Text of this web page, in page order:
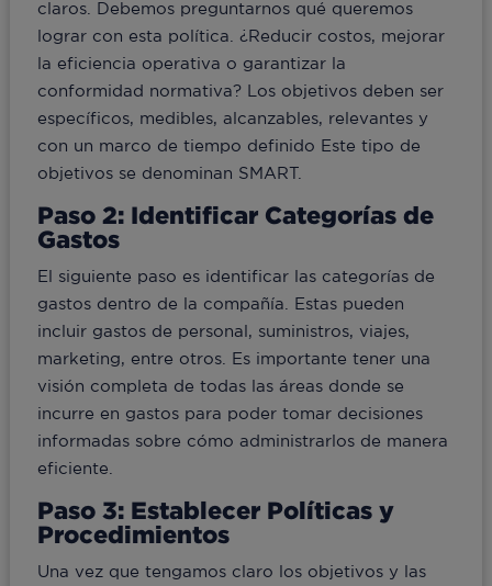
claros. Debemos preguntarnos qué queremos
lograr con esta política. ¿Reducir costos, mejorar
la eficiencia operativa o garantizar la
conformidad normativa? Los objetivos deben ser
específicos, medibles, alcanzables, relevantes y
con un marco de tiempo definido Este tipo de
objetivos se denominan SMART.
Paso 2: Identificar Categorías de
Gastos
El siguiente paso es identificar las categorías de
gastos dentro de la compañía. Estas pueden
incluir gastos de personal, suministros, viajes,
marketing, entre otros. Es importante tener una
visión completa de todas las áreas donde se
incurre en gastos para poder tomar decisiones
informadas sobre cómo administrarlos de manera
eficiente.
Paso 3: Establecer Políticas y
Procedimientos
Una vez que tengamos claro los objetivos y las